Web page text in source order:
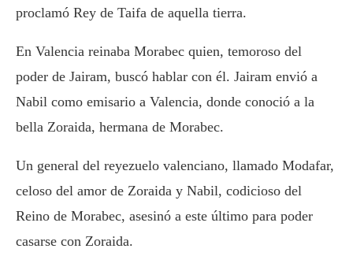
proclamó Rey de Taifa de aquella tierra.
En Valencia reinaba Morabec quien, temoroso del
poder de Jairam, buscó hablar con él. Jairam envió a
Nabil como emisario a Valencia, donde conoció a la
bella Zoraida, hermana de Morabec.
Un general del reyezuelo valenciano, llamado Modafar,
celoso del amor de Zoraida y Nabil, codicioso del
Reino de Morabec, asesinó a este último para poder
casarse con Zoraida.